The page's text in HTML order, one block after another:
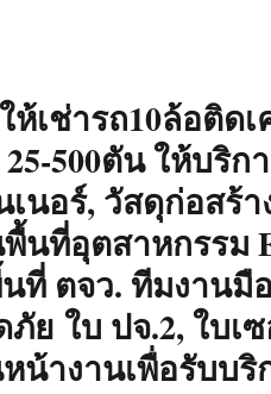
เช่ารถ10ล้อติด
500ตัน ให้บริก
นอร์, วัสดุก่อสร้า
นที่อุตสาหกรรม
ที่ ตจว. ทีมงานมื
ย ใบ ปจ.2, ใบเ
น้างานเพื่อรับบริ